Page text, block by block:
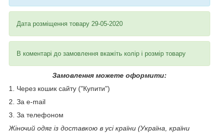
Дата розміщення товару 29-05-2020
В коментарі до замовлення вкажіть колір і розмір товару
Замовлення можете оформити:
1. Через кошик сайту ("Купити")
2. За e-mail
3. За телефоном
Жіночий одяг із доставкою в усі країни (Україна, країни